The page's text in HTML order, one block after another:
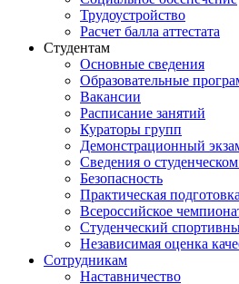
Трудоустройство
Расчет балла аттестата
Студентам
Основные сведения
Образовательные
Вакансии
Расписание занятий
Кураторы групп
Демонстрационный
Сведения о
Безопасность
Практическая
Всероссийское
Студенческий
Независимая оценка
Сотрудникам
Наставничество